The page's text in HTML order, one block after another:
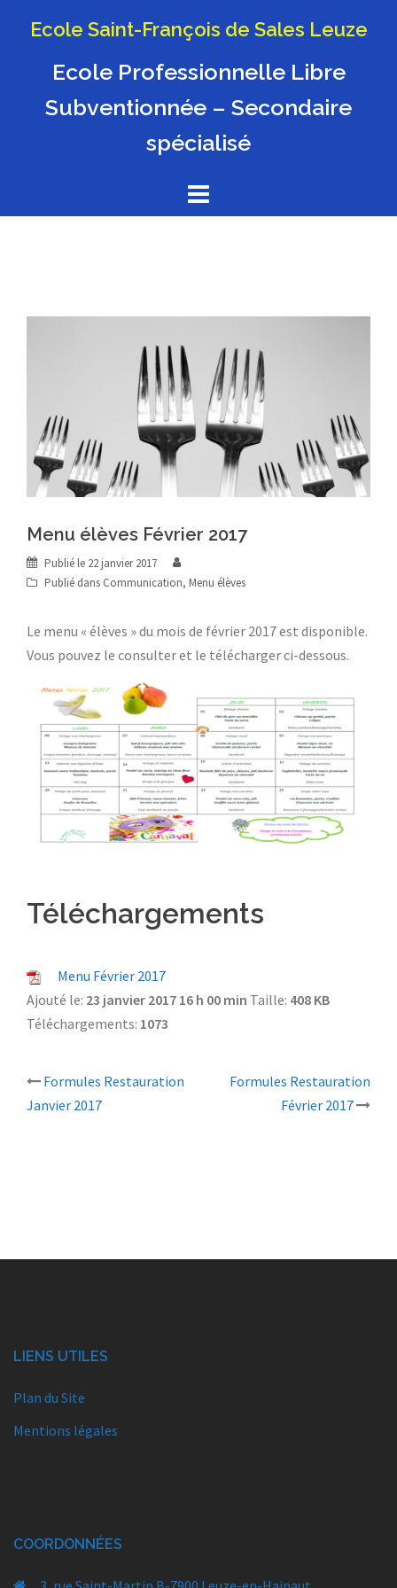
Ecole Saint-François de Sales Leuze
Ecole Professionnelle Libre
Subventionnée – Secondaire
spécialisé
Menu élèves Février 2017
Publié le 22 janvier 2017
Publié dans Communication, Menu élèves
Le menu « élèves » du mois de février 2017 est disponible.
Vous pouvez le consulter et le télécharger ci-dessous.
Téléchargements
Menu Février 2017
Ajouté le: 23 janvier 2017 16 h 00 min Taille: 408 KB
Téléchargements: 1073
Navigation
Formules Restauration
Janvier 2017
Formules Restauration
Février 2017
LIENS UTILES
Plan du Site
Mentions légales
COORDONNÉES